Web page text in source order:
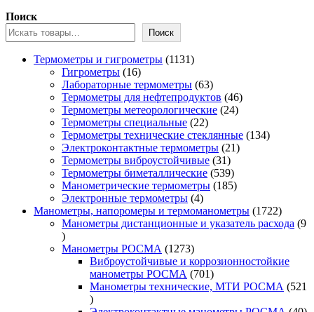
Поиск
Поиск
Термометры и гигрометры 11311131
Гигрометры 1616
товаров
Лабораторные термометры 6363
товара
Термометры для нефтепродуктов 4646
Термометры метеорологические 2424
Термометры специальные 2222
товара
Термометры технические стеклянные 134134
Электроконтактные термометры 2121
Термометры виброустойчивые 3131
товар
Термометры биметаллические 539539
товаров
Манометрические термометры 185185
Электронные термометры 44
товара
Манометры, напоромеры и термоманометры 17221722
товара
Манометры дистанционные и указатель расхода 9
9
товаров
Манометры РОСМА 12731273
товара
Виброустойчивые и коррозионностойкие
манометры РОСМА
701701
товар
Манометры технические, МТИ РОСМА
521
521